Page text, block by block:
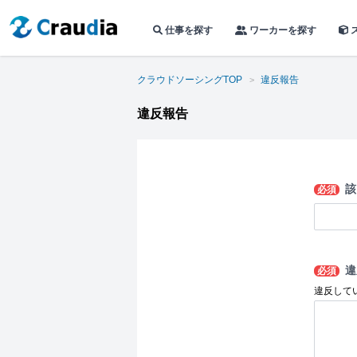
仕事を探す ワーカーを探す
クラウドソーシングTOP 違反報告
違反報告
必須
必須
違反して